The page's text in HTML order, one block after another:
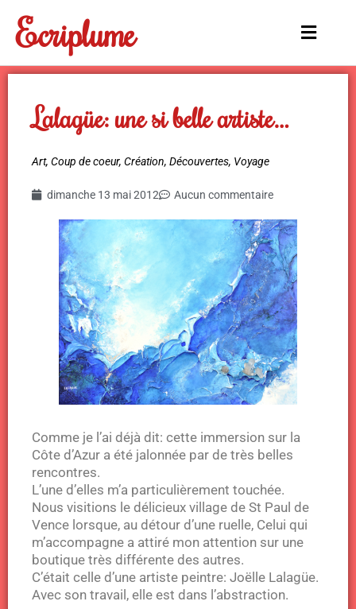
contenu
Ecriplume
Main
Lalagüe: une si belle artiste…
Art, Coup de coeur, Création, Découvertes, Voyage
dimanche 13 mai 2012 Aucun commentaire
Comme je l’ai déjà dit: cette immersion sur la
Côte d’Azur a été jalonnée par de très belles
rencontres.
L’une d’elles m’a particulièrement touchée.
Nous visitions le délicieux village de St Paul de
Vence lorsque, au détour d’une ruelle, Celui qui
m’accompagne a attiré mon attention sur une
boutique très différente des autres.
C’était celle d’une artiste peintre: Joëlle Lalagüe.
Avec son travail, elle est dans l’abstraction.